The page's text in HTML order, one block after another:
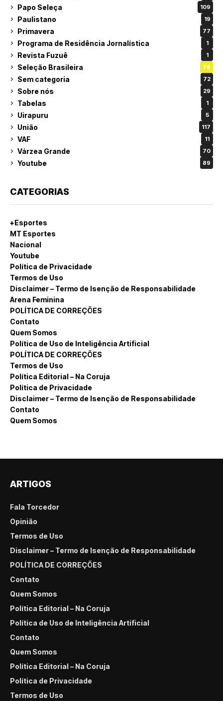
Papo Seleça 109
Paulistano 19
Primavera 77
Programa de Residência Jornalística 1
Revista Fuzuê 1
Seleção Brasileira 78
Sem categoria 72
Sobre nós 29
Tabelas 1
Uirapuru 5
União 117
VAF 11
Várzea Grande 70
Youtube 89
CATEGORIAS
+Esportes
MT Esportes
Nacional
Youtube
Política de Privacidade
Termos de Uso
Disclaimer – Termo de Isenção de Responsabilidade
Arena Feminina
POLÍTICA DE CORREÇÕES
Contato
Quem Somos
Política de Uso de Inteligência Artificial
POLÍTICA DE CORREÇÕES
Termos de Uso
Política Editorial – Na Coruja
Política de Privacidade
Disclaimer – Termo de Isenção de Responsabilidade
Contato
Quem Somos
ARTIGOS
Fala Torcedor
Opinião
Termos de Uso
Disclaimer – Termo de Isenção de Responsabilidade
POLÍTICA DE CORREÇÕES
Contato
Quem Somos
Política Editorial – Na Coruja
Política de Uso de Inteligência Artificial
Contato
Quem Somos
Política Editorial – Na Coruja
Política de Privacidade
Termos de Uso